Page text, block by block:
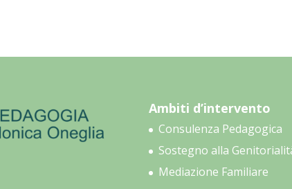
Ambiti d’intervento
Consulenza Pedagogica
Sostegno alla
Mediazione Familiare